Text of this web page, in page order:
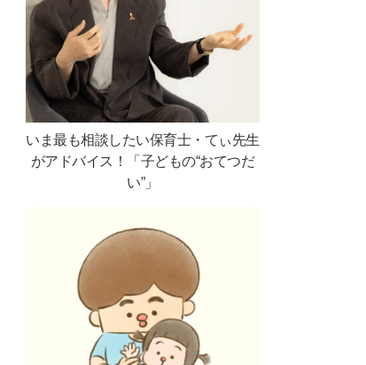
いま最も相談したい保育士・てぃ先生
がアドバイス！「子どもの“おてつだ
い”」